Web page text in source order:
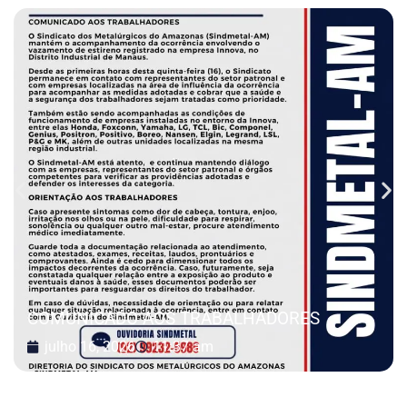
COMUNICADO AOS TRABALHADORES
julho 16, 2026 11:37 am